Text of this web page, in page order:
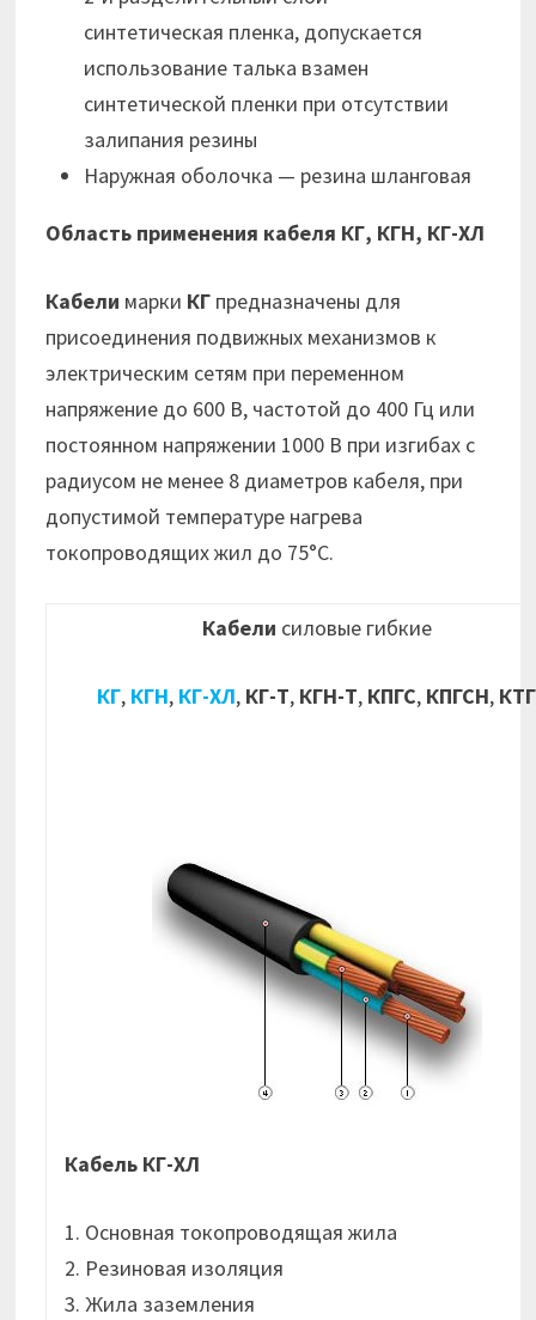
синтетическая пленка, допускается
использование талька взамен
синтетической пленки при отсутствии
залипания резины
Наружная оболочка — резина шланговая
Область применения кабеля КГ, КГН, КГ-ХЛ
Кабели марки КГ предназначены для
присоединения подвижных механизмов к
электрическим сетям при переменном
напряжение до 600 В, частотой до 400 Гц или
постоянном напряжении 1000 В при изгибах с
радиусом не менее 8 диаметров кабеля, при
допустимой температуре нагрева
токопроводящих жил до 75°С.
Кабели силовые гибкие
КГ, КГН, КГ-ХЛ, КГ-Т, КГН-Т, КПГС, КПГСН, КТГ
Кабель КГ-ХЛ
1. Основная токопроводящая жила
2. Резиновая изоляция
3. Жила заземления